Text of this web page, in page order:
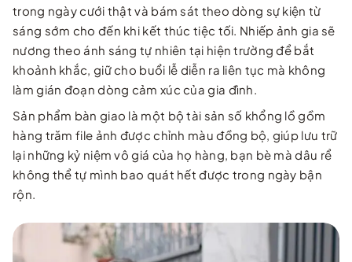
trong ngày cưới thật và bám sát theo dòng sự kiện từ
sáng sớm cho đến khi kết thúc tiệc tối. Nhiếp ảnh gia sẽ
nương theo ánh sáng tự nhiên tại hiện trường để bắt
khoảnh khắc, giữ cho buổi lễ diễn ra liên tục mà không
làm gián đoạn dòng cảm xúc của gia đình.
Sản phẩm bàn giao là một bộ tài sản số khổng lồ gồm
hàng trăm file ảnh được chỉnh màu đồng bộ, giúp lưu trữ
lại những kỷ niệm vô giá của họ hàng, bạn bè mà dâu rể
không thể tự mình bao quát hết được trong ngày bận
rộn.